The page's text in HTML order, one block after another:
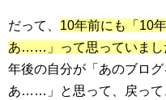
だって、 10年前にも「10
あ……」って思っていまし
年後の自分が「あのブロ
あ……」と思って、戻って